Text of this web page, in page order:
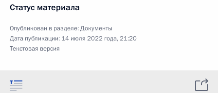
Статус материала
Опубликован в разделе:Документы
Дата публикации: 14 июля 2022 года, 21:20
Текстовая версия